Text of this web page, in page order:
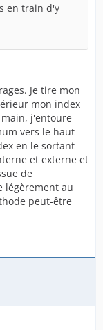
en train d'y
Je tire mon
mon index
j'entoure
vers le haut
en le sortant
et externe et
de
légèrement au
peut-être